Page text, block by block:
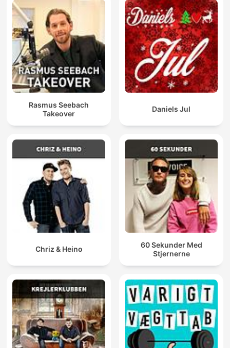
Rasmus Seebach
Takeover
Daniels Jul
Chriz & Heino
60 Sekunder Med
Stjernerne